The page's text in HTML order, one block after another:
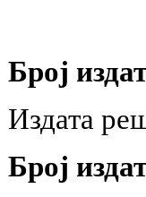
Број
Издата
Број